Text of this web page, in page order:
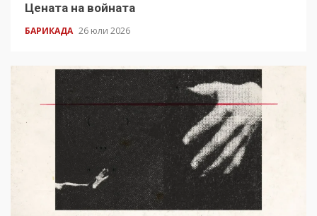
Цената на войната
БАРИКАДА 26 юли 2026